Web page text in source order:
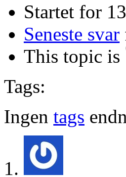
Startet for
Seneste svar
This topic is
Tags:
Ingen tags